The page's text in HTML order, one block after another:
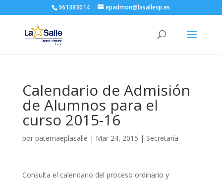
961383014 epadmon@lasallevp.es
Calendario de Admisión
de Alumnos para el
curso 2015-16
por paternaeplasalle | Mar 24, 2015 | Secretaría
Consulta el calendario del proceso ordinario y